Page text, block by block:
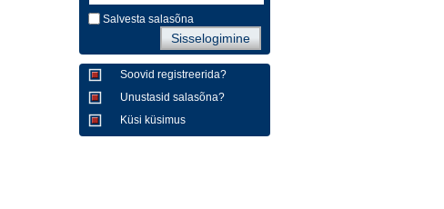
Salvesta salasõna
Soovid registreerida?
Unustasid salasõna?
Küsi küsimus